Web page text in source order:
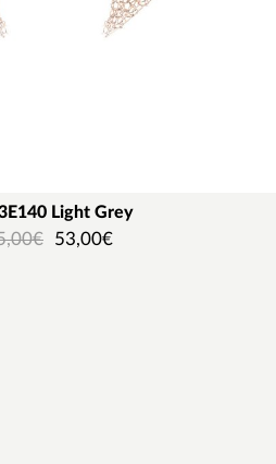
Light Grey
€ 53,00€